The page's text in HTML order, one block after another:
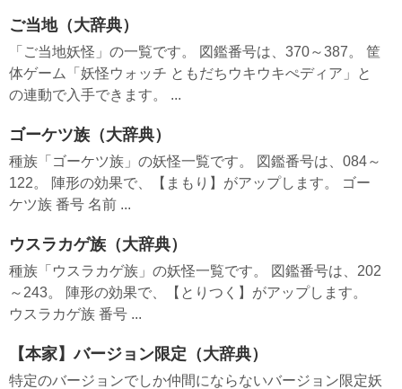
ご当地（大辞典）
「ご当地妖怪」の一覧です。 図鑑番号は、370～387。 筐
体ゲーム「妖怪ウォッチ ともだちウキウキぺディア」と
の連動で入手できます。 ...
ゴーケツ族（大辞典）
種族「ゴーケツ族」の妖怪一覧です。 図鑑番号は、084～
122。 陣形の効果で、【まもり】がアップします。 ゴー
ケツ族 番号 名前 ...
ウスラカゲ族（大辞典）
種族「ウスラカゲ族」の妖怪一覧です。 図鑑番号は、202
～243。 陣形の効果で、【とりつく】がアップします。
ウスラカゲ族 番号 ...
【本家】バージョン限定（大辞典）
特定のバージョンでしか仲間にならないバージョン限定妖